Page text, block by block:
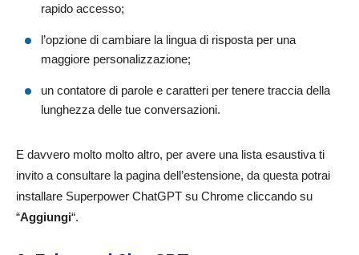
rapido accesso;
l’opzione di cambiare la lingua di risposta per una
maggiore personalizzazione;
un contatore di parole e caratteri per tenere traccia della
lunghezza delle tue conversazioni.
E davvero molto molto altro, per avere una lista esaustiva ti
invito a consultare la pagina dell’estensione, da questa potrai
installare Superpower ChatGPT su Chrome cliccando su
“Aggiungi“.